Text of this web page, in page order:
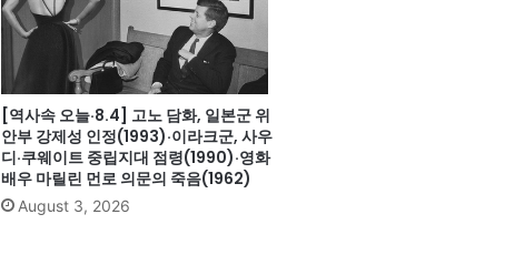
[역사속 오늘·8.4] 고노 담화, 일본군 위
안부 강제성 인정(1993)·이라크군, 사우
디·쿠웨이트 중립지대 점령(1990)·영화
배우 마릴린 먼로 의문의 죽음(1962)
August 3, 2026